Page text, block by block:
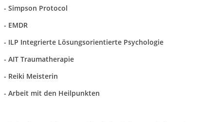
- Simpson Protocol
- EMDR
- ILP Integrierte Lösungsorientierte Psychologie
- AIT Traumatherapie
- Reiki Meisterin
- Arbeit mit den Heilpunkten